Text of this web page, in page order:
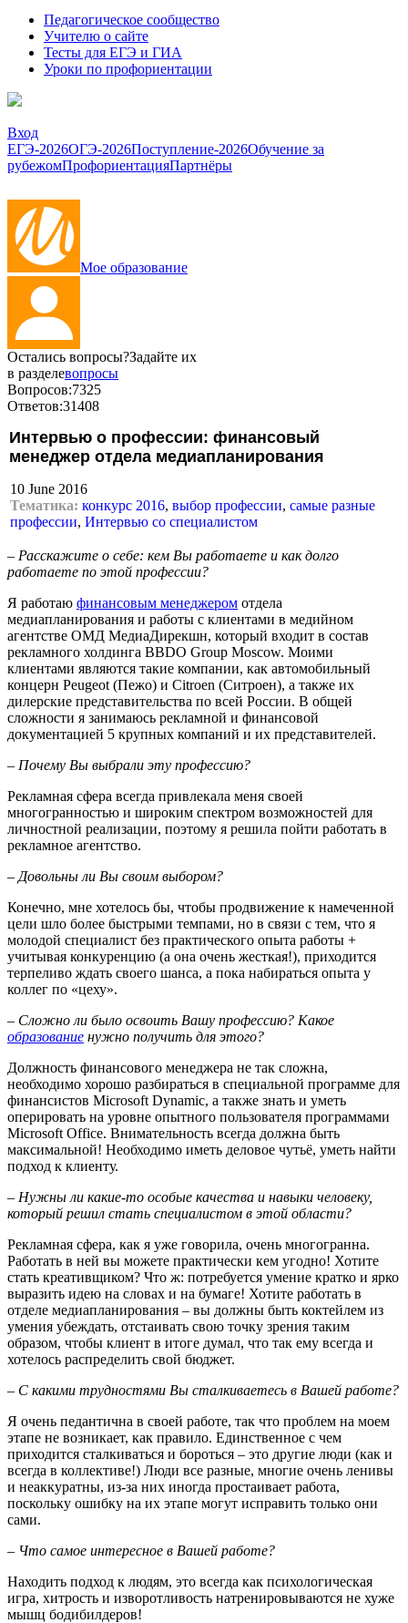
Педагогическое сообщество
Учителю о сайте
Тесты для ЕГЭ и ГИА
Уроки по профориентации
Вход
ЕГЭ-2026ОГЭ-2026Поступление-2026Обучение за
рубежомПрофориентацияПартнёры
Мое образование
Остались вопросы?Задайте их
в разделевопросы
Вопросов:7325
Ответов:31408
Интервью о профессии: финансовый
менеджер отдела медиапланирования
10 June 2016
Тематика: конкурс 2016, выбор профессии, самые разные
профессии, Интервью со специалистом
– Расскажите о себе: кем Вы работаете и как долго
работаете по этой профессии?
Я работаю финансовым менеджером отдела
медиапланирования и работы с клиентами в медийном
агентстве ОМД МедиаДирекшн, который входит в состав
рекламного холдинга BBDO Group Moscow. Моими
клиентами являются такие компании, как автомобильный
концерн Peugeot (Пежо) и Citroen (Ситроен), а также их
дилерские представительства по всей России. В общей
сложности я занимаюсь рекламной и финансовой
документацией 5 крупных компаний и их представителей.
– Почему Вы выбрали эту профессию?
Рекламная сфера всегда привлекала меня своей
многогранностью и широким спектром возможностей для
личностной реализации, поэтому я решила пойти работать в
рекламное агентство.
– Довольны ли Вы своим выбором?
Конечно, мне хотелось бы, чтобы продвижение к намеченной
цели шло более быстрыми темпами, но в связи с тем, что я
молодой специалист без практического опыта работы +
учитывая конкуренцию (а она очень жесткая!), приходится
терпеливо ждать своего шанса, а пока набираться опыта у
коллег по «цеху».
– Сложно ли было освоить Вашу профессию? Какое
образование нужно получить для этого?
Должность финансового менеджера не так сложна,
необходимо хорошо разбираться в специальной программе для
финансистов Microsoft Dynamic, а также знать и уметь
оперировать на уровне опытного пользователя программами
Microsoft Office. Внимательность всегда должна быть
максимальной! Необходимо иметь деловое чутьё, уметь найти
подход к клиенту.
– Нужны ли какие-то особые качества и навыки человеку,
который решил стать специалистом в этой области?
Рекламная сфера, как я уже говорила, очень многогранна.
Работать в ней вы можете практически кем угодно! Хотите
стать креативщиком? Что ж: потребуется умение кратко и ярко
выразить идею на словах и на бумаге! Хотите работать в
отделе медиапланирования – вы должны быть коктейлем из
умения убеждать, отстаивать свою точку зрения таким
образом, чтобы клиент в итоге думал, что так ему всегда и
хотелось распределить свой бюджет.
– С какими трудностями Вы сталкиваетесь в Вашей работе?
Я очень педантична в своей работе, так что проблем на моем
этапе не возникает, как правило. Единственное с чем
приходится сталкиваться и бороться – это другие люди (как и
всегда в коллективе!) Люди все разные, многие очень ленивы
и неаккуратны, из-за них иногда простаивает работа,
поскольку ошибку на их этапе могут исправить только они
сами.
– Что самое интересное в Вашей работе?
Находить подход к людям, это всегда как психологическая
игра, хитрость и изворотливость натренировываются не хуже
мышц бодибилдеров!